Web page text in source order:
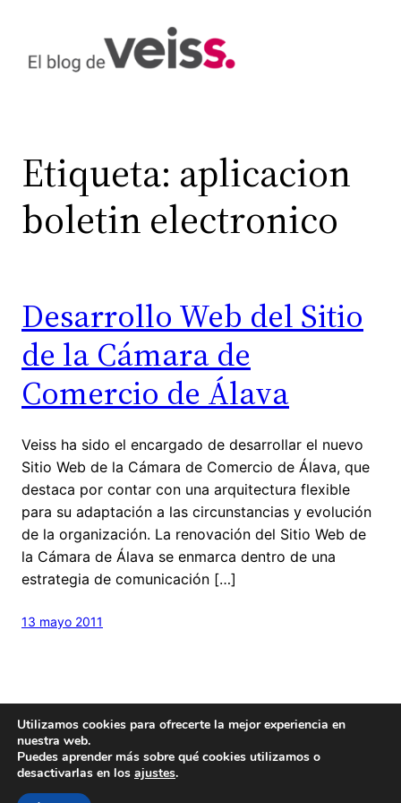
contenido
Etiqueta: aplicacion
boletin electronico
Desarrollo Web del Sitio
de la Cámara de
Comercio de Álava
Veiss ha sido el encargado de desarrollar el nuevo
Sitio Web de la Cámara de Comercio de Álava, que
destaca por contar con una arquitectura flexible
para su adaptación a las circunstancias y evolución
de la organización. La renovación del Sitio Web de
la Cámara de Álava se enmarca dentro de una
estrategia de comunicación […]
13 mayo 2011
Hecho concariñoy un poquito de
Este blog es
Utilizamos cookies para ofrecerte la mejor experiencia en
nuestra web.
Puedes aprender más sobre qué cookies utilizamos o
desactivarlas en los ajustes.